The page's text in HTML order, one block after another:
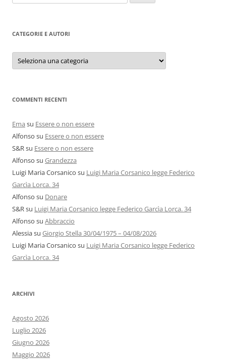
per:
CATEGORIE E AUTORI
Categorie
autori
COMMENTI RECENTI
Ema su Essere o non essere
Alfonso su Essere o non essere
S&Rsu Essere o non essere
Alfonso su Grandezza
Luigi Maria Corsanico su Luigi Maria Corsanico legge Federico
Garcìa Lorca. 34
Alfonso su Donare
S&Rsu Luigi Maria Corsanico legge Federico Garcìa Lorca. 34
Alfonso su Abbraccio
Alessiasu Giorgio Stella 30/04/1975 – 04/08/2026
Luigi Maria Corsanico su Luigi Maria Corsanico legge Federico
Garcìa Lorca. 34
ARCHIVI
Agosto 2026
Luglio 2026
Giugno 2026
Maggio 2026